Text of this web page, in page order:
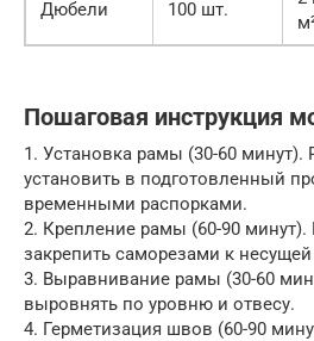
Дюбели 100 шт.
Пошаговая инструкция
1. Установка рамы (30-60 минут).
установить в подготовленный
временными распорками.
2. Крепление рамы (60-90
закрепить саморезами к
3. Выравнивание рамы (30-60
выровнять по уровню и отвесу.
4. Герметизация швов (60-90